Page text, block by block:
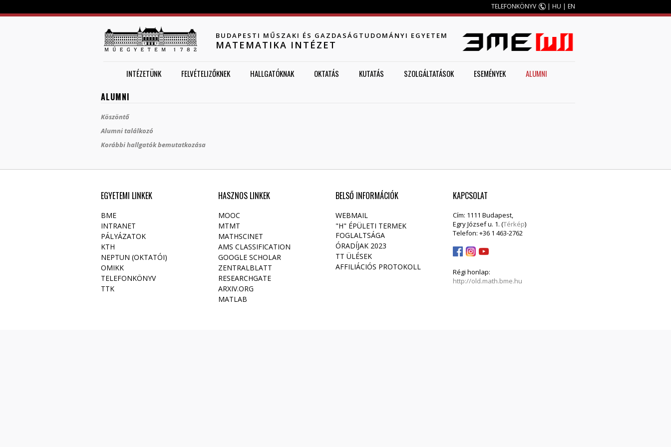
TELEFONKÖNYV | HU | EN
BUDAPESTI MŰSZAKI ÉS GAZDASÁGTUDOMÁNYI EGYETEM
MATEMATIKA INTÉZET
INTÉZETÜNK FELVÉTELIZŐKNEK HALLGATÓKNAK OKTATÁS KUTATÁS SZOLGÁLTATÁSOK ESEMÉNYEK ALUMNI
ALUMNI
Köszöntő
Alumni találkozó
Korábbi hallgatók bemutatkozása
EGYETEMI LINKEK
BME
INTRANET
PÁLYÁZATOK
KTH
NEPTUN (OKTATÓI)
OMIKK
TELEFONKÖNYV
TTK
HASZNOS LINKEK
MOOC
MTMT
MATHSCINET
AMS CLASSIFICATION
GOOGLE SCHOLAR
ZENTRALBLATT
RESEARCHGATE
ARXIV.ORG
MATLAB
BELSŐ INFORMÁCIÓK
WEBMAIL
"H" ÉPÜLETI TERMEK
FOGLALTSÁGA
ÓRADÍJAK 2023
TT ÜLÉSEK
AFFILIÁCIÓS PROTOKOLL
KAPCSOLAT
Cím: 1111 Budapest,
Egry József u. 1. (Térkép)
Telefon: +36 1 463-2762
Régi honlap:
http://old.math.bme.hu